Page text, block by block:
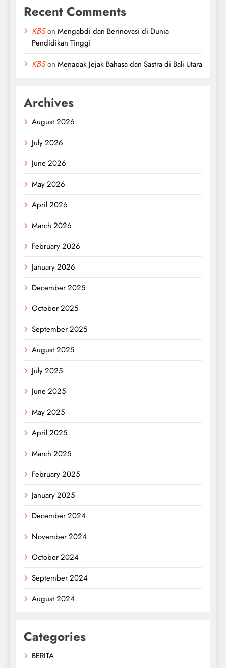
Recent Comments
KBSon Mengabdi dan Berinovasi di Dunia
Pendidikan Tinggi
KBSon Menapak Jejak Bahasa dan Sastra di Bali Utara
Archives
August 2026
July 2026
June 2026
May 2026
April 2026
March 2026
February 2026
January 2026
December 2025
October 2025
September 2025
August 2025
July 2025
June 2025
May 2025
April 2025
March 2025
February 2025
January 2025
December 2024
November 2024
October 2024
September 2024
August 2024
Categories
BERITA